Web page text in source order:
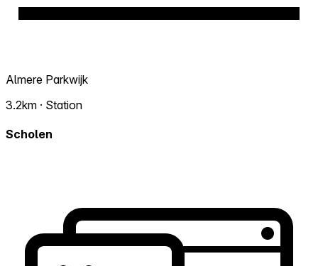
Almere Parkwijk
3.2km · Station
Scholen